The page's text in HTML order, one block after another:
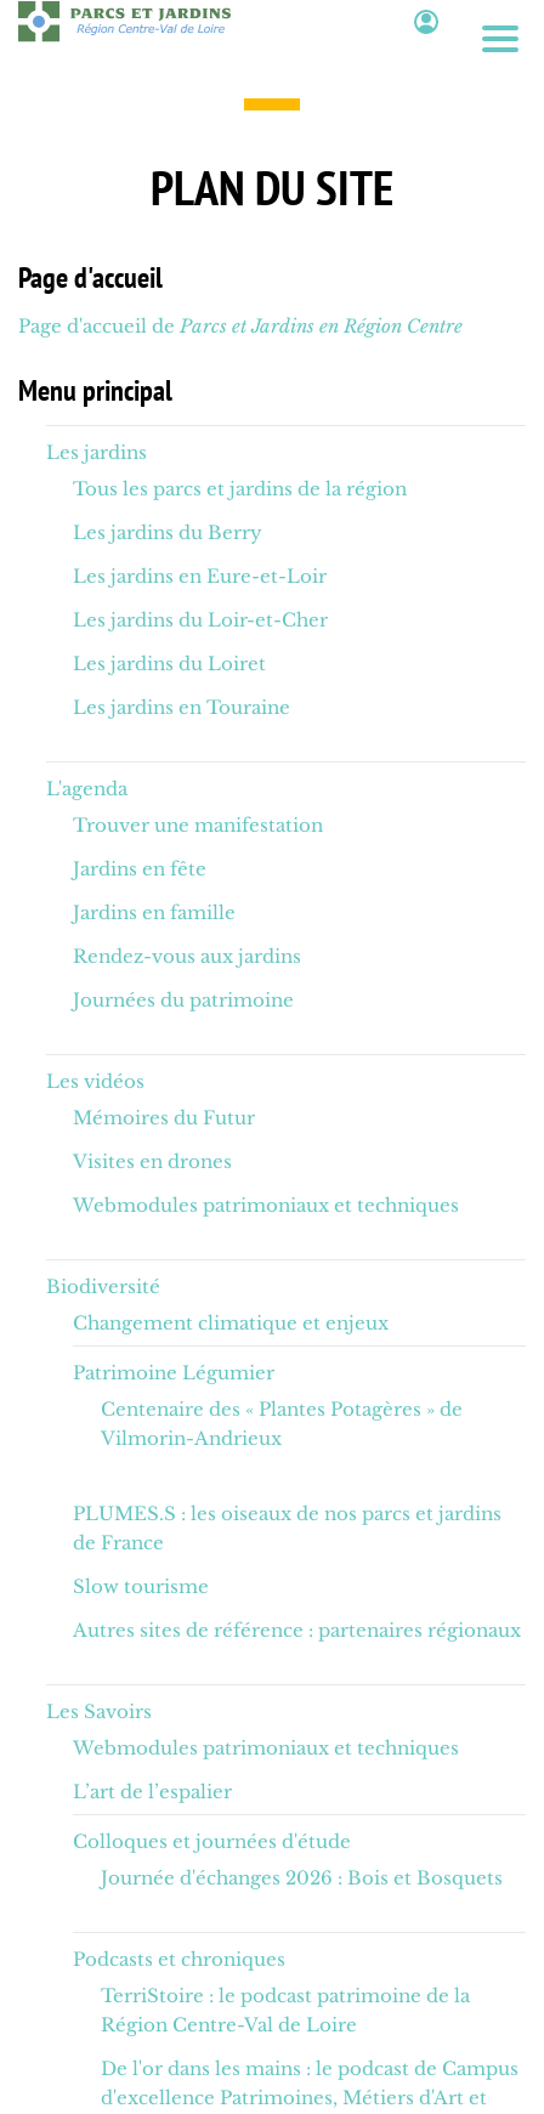
Aller
au
PLAN DU SITE
Page d'accueil
Page d'accueil de Parcs et Jardins en Région Centre
Menu principal
Les jardins
Tous les parcs et jardins de la région
Les jardins du Berry
Les jardins en Eure-et-Loir
Les jardins du Loir-et-Cher
Les jardins du Loiret
Les jardins en Touraine
L'agenda
Trouver une manifestation
Jardins en fête
Jardins en famille
Rendez-vous aux jardins
Journées du patrimoine
Les vidéos
Mémoires du Futur
Visites en drones
Webmodules patrimoniaux et techniques
Biodiversité
Changement climatique et enjeux
Patrimoine Légumier
Centenaire des « Plantes Potagères » de
Vilmorin-Andrieux
PLUMES.S : les oiseaux de nos parcs et jardins
de France
Slow tourisme
Autres sites de référence : partenaires régionaux
Les Savoirs
Webmodules patrimoniaux et techniques
L’art de l’espalier
Colloques et journées d'étude
Journée d'échanges 2026 : Bois et Bosquets
Podcasts et chroniques
TerriStoire : le podcast patrimoine de la
Région Centre-Val de Loire
De l'or dans les mains : le podcast de Campus
d'excellence Patrimoines, Métiers d'Art et